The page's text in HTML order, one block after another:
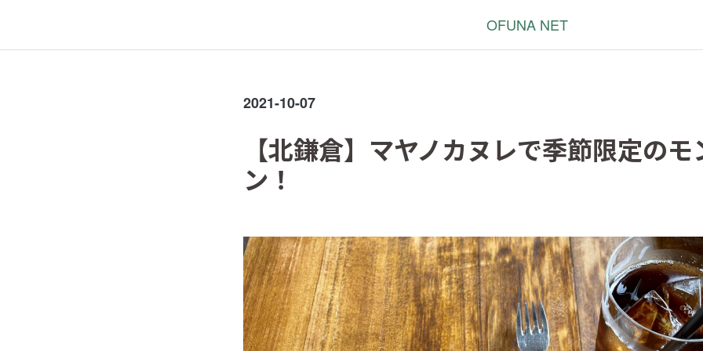
OFUNA NET
2021-10-07
【北鎌倉】マヤノカヌレで季節限定の
ン！